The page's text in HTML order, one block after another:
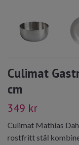
Culimat
cm
349 kr
Culimat Mathias
rostfritt stål